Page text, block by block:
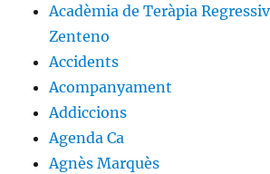
Acadèmia de Teràpia
Zenteno
Accidents
Acompanyament
Addiccions
Agenda Ca
Agnès Marquès